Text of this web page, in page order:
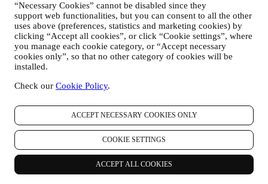
“Necessary Cookies” cannot be disabled since they
support web functionalities, but you can consent to all the other
uses above (preferences, statistics and marketing cookies) by
clicking “Accept all cookies”, or click “Cookie settings”, where
you manage each cookie category, or “Accept necessary
cookies only”, so that no other category of cookies will be
installed.
Check our Cookie Policy.
ACCEPT NECESSARY COOKIES ONLY
COOKIE SETTINGS
ACCEPT ALL COOKIES
Utilizziamo i dati per rendere l’esperienza di cucinare con Le
Creuset sempre migliore e per mantenervi informati riguardo a
notizie e offerte
Se decidete di diventare parte del nostro database di clienti del
Gruppo e di ricevere newsletter e comunicazioni di marketing da
parte di Le Creuset, vi invieremo contenuti personalizzati e vi
informeremo del lancio di nuovi prodotti, di offerte esclusive, di
dimostrazioni culinarie o altri eventi, o di promozioni dedicate a voi.
Revoca (Opt-out): Potete scegliere di non ricevere più le nostre
comunicazioni di marketing in qualsiasi momento, senza alcun
costo, attraverso le modalità presenti nelle comunicazioni stesse (ad
esempio, cliccando sul pulsante “Unsubscribe” (Annulla iscrizione)
in fondo a qualsiasi newsletter), in ogni caso se desiderate
interrompere una delle nostre attività di marketing, potete inviarci
un’email all’indirizzo
. Elaboreremo la vostra
richiesta il prima possibile, nel frattempo potreste ricevere comunque